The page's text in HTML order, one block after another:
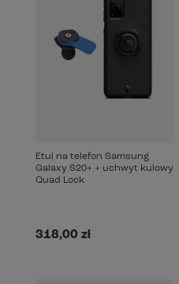
Etui na telefon Samsung
Galaxy S20+ + uchwyt kulowy
Quad Lock
318,00 zł